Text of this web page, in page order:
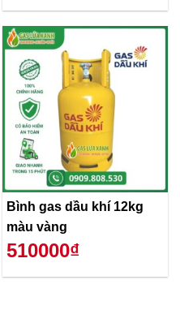
Bình gas dầu khí 12kg
màu vàng
510000₫